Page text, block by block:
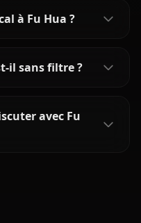
à Fu Hua ?
il sans filtre ?
avec Fu